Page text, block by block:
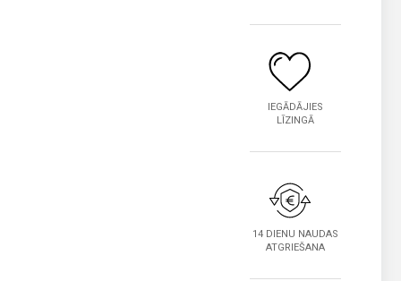
IEGĀDĀJIES
LĪZINGĀ
14 DIENU NAUDAS
ATGRIEŠANA